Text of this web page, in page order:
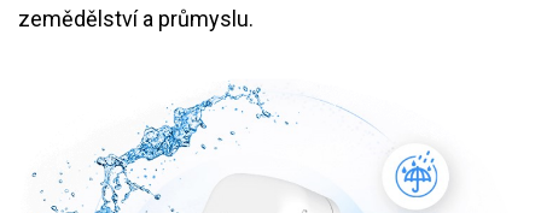
zemědělství a průmyslu.